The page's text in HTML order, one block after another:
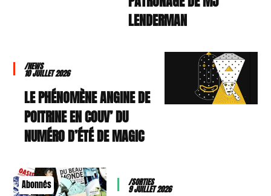
LENDERMAN
/NEWS
10 JUILLET 2026
LE PHÉNOMÈNE ANGINE DE
POITRINE EN COUV’ DU
NUMÉRO D’ÉTÉ DE MAGIC
Abonnés /SORTIES
9 JUILLET 2026